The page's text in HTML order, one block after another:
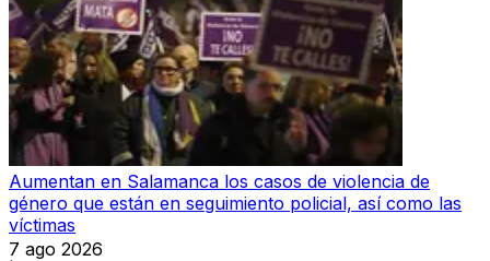
Aumentan en Salamanca los casos de violencia de
género que están en seguimiento policial, así como las
víctimas
7 ago 2026